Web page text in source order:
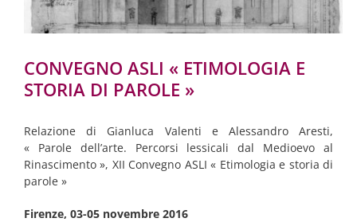
CONVEGNO ASLI « ETIMOLOGIA E
STORIA DI PAROLE »
Relazione di Gianluca Valenti e Alessandro Aresti,
« Parole dell’arte. Percorsi lessicali dal Medioevo al
Rinascimento », XII Convegno ASLI « Etimologia e storia di
parole »
Firenze, 03-05 novembre 2016